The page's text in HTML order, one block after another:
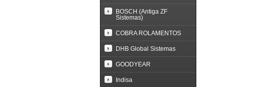
BOSCH (Antiga ZF
Sistemas)
COBRA ROLAMENTOS
DHB Global Sistemas
GOODYEAR
Indisa